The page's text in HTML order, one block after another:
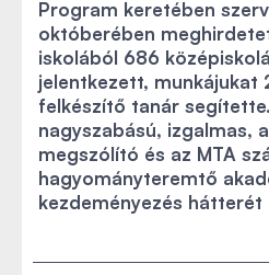
Program keretében
októberében
iskolából 686
jelentkezett, munkájukat
felkészítő tanár
nagyszabású, izgalmas,
megszólító és az MTA
hagyományteremtő
kezdeményezés hátterét